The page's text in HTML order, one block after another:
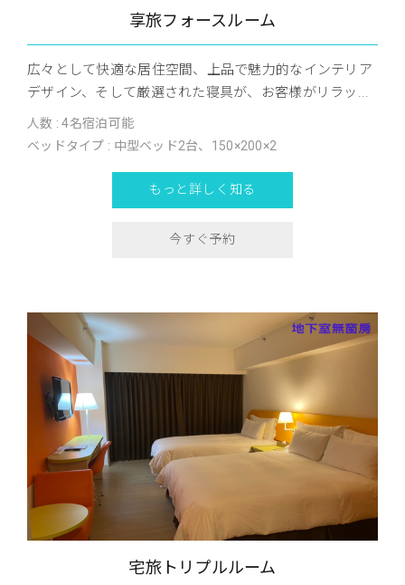
享旅フォースルーム
広々として快適な居住空間、上品で魅力的なインテリア
デザイン、そして厳選された寝具が、お客様がリラッ...
人数 : 4名宿泊可能
ベッドタイプ : 中型ベッド2台、150×200×2
もっと詳しく知る
今すぐ予約
宅旅トリプルルーム